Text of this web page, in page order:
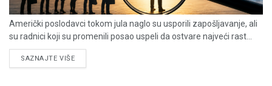
Američki poslodavci tokom jula naglo su usporili zapošljavanje, ali
su radnici koji su promenili posao uspeli da ostvare najveći rast...
SAZNAJTE VIŠEDETAILS